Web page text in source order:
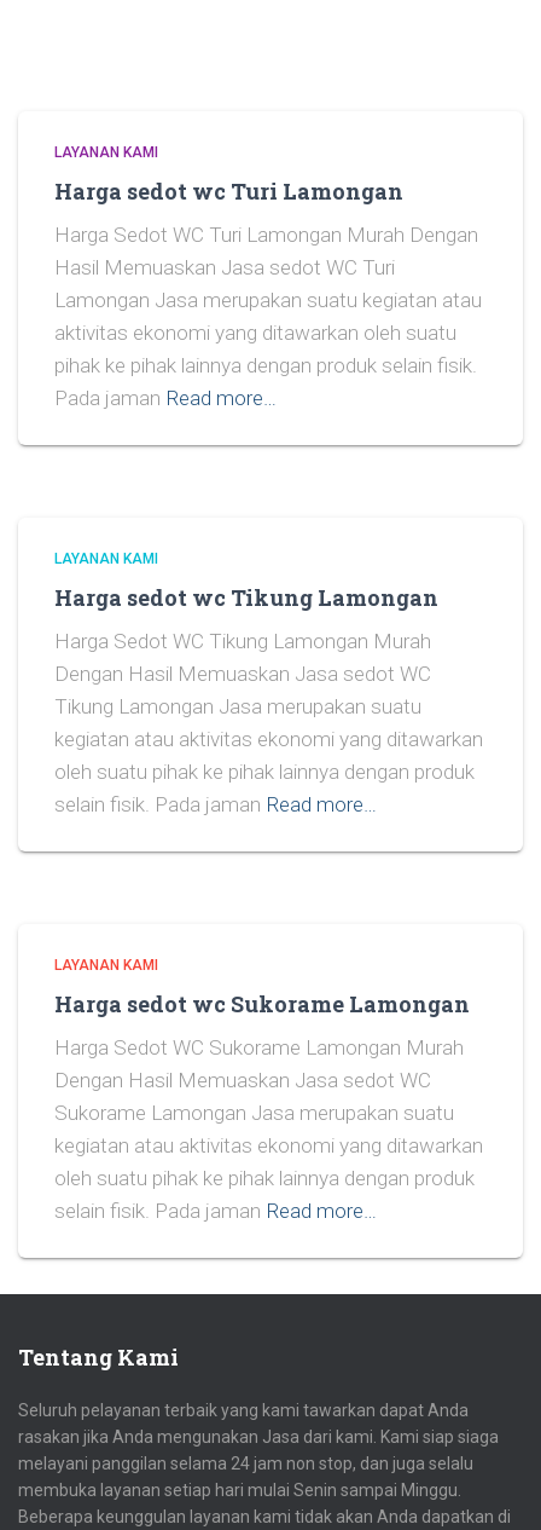
LAYANAN KAMI
Harga sedot wc Turi Lamongan
Harga Sedot WC Turi Lamongan Murah Dengan
Hasil Memuaskan Jasa sedot WC Turi
Lamongan Jasa merupakan suatu kegiatan atau
aktivitas ekonomi yang ditawarkan oleh suatu
pihak ke pihak lainnya dengan produk selain fisik.
Pada jaman Read more…
LAYANAN KAMI
Harga sedot wc Tikung Lamongan
Harga Sedot WC Tikung Lamongan Murah
Dengan Hasil Memuaskan Jasa sedot WC
Tikung Lamongan Jasa merupakan suatu
kegiatan atau aktivitas ekonomi yang ditawarkan
oleh suatu pihak ke pihak lainnya dengan produk
selain fisik. Pada jaman Read more…
LAYANAN KAMI
Harga sedot wc Sukorame Lamongan
Harga Sedot WC Sukorame Lamongan Murah
Dengan Hasil Memuaskan Jasa sedot WC
Sukorame Lamongan Jasa merupakan suatu
kegiatan atau aktivitas ekonomi yang ditawarkan
oleh suatu pihak ke pihak lainnya dengan produk
selain fisik. Pada jaman Read more…
Tentang Kami
Seluruh pelayanan terbaik yang kami tawarkan dapat Anda
rasakan jika Anda mengunakan Jasa dari kami. Kami siap siaga
melayani panggilan selama 24 jam non stop, dan juga selalu
membuka layanan setiap hari mulai Senin sampai Minggu.
Beberapa keunggulan layanan kami tidak akan Anda dapatkan di